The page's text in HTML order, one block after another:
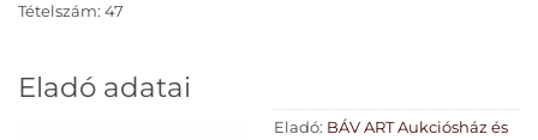
Tételszám: 47
Eladó adatai
Eladó: BÁV ART Aukciósház és